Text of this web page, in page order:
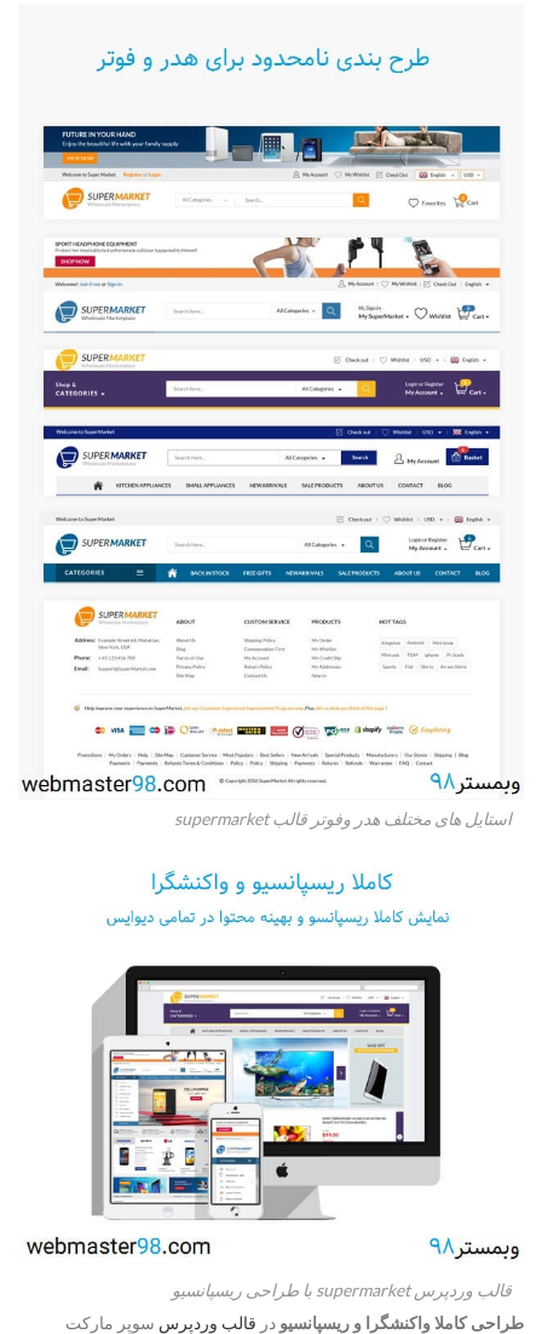
استایل های مختلف هدر وفوتر قالب supermarket
قالب وردپرس supermarket با طراحی ریسپانسیو
طراحی کاملا واکنشگرا و ریسپانسیو در قالب وردپرس سوپر مارکت